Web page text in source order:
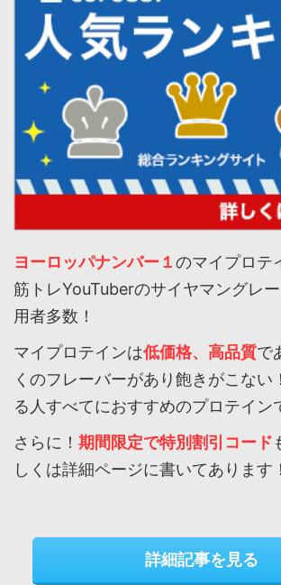
ヨーロッパナンバー１のマイプロテ
筋トレYouTuberのサイヤマングレ
用者多数！
マイプロテインは低価格、高品質で
くのフレーバーがあり飽きがこない
る人すべてにおすすめのプロテイン
さらに！ 期間限定で特別割引コード
しくは詳細ページに書いてあります！
詳細記事を見る